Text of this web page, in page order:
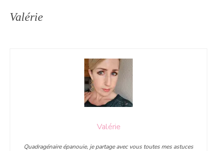
Valérie
Valérie
Quadragénaire épanouie, je partage avec vous toutes mes astuces